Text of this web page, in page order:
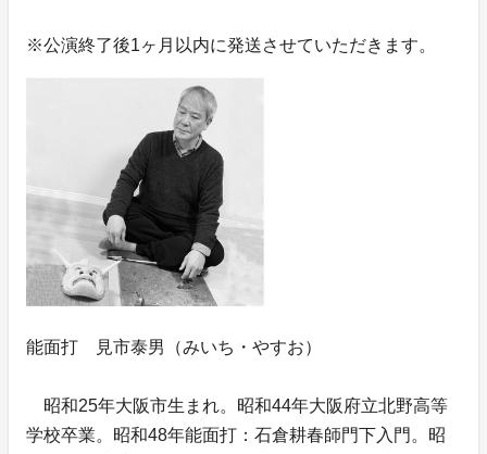
※公演終了後1ヶ月以内に発送させていただきます。
能面打 見市泰男（みいち・やすお）
昭和25年大阪市生まれ。昭和44年大阪府立北野高等
学校卒業。昭和48年能面打：石倉耕春師門下入門。昭